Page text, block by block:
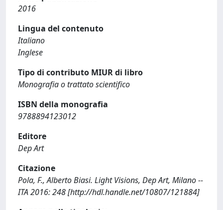
2016
Lingua del contenuto
Italiano
Inglese
Tipo di contributo MIUR di libro
Monografia o trattato scientifico
ISBN della monografia
9788894123012
Editore
Dep Art
Citazione
Pola, F., Alberto Biasi. Light Visions, Dep Art, Milano --
ITA 2016: 248 [http://hdl.handle.net/10807/121884]